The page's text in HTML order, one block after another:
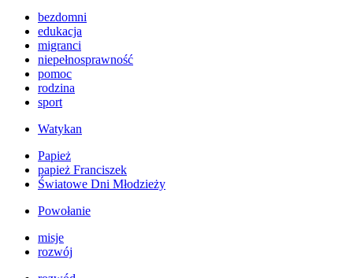
bezdomni
edukacja
migranci
niepełnosprawność
pomoc
rodzina
sport
Watykan
Papież
papież Franciszek
Światowe Dni Młodzieży
Powołanie
misje
rozwój